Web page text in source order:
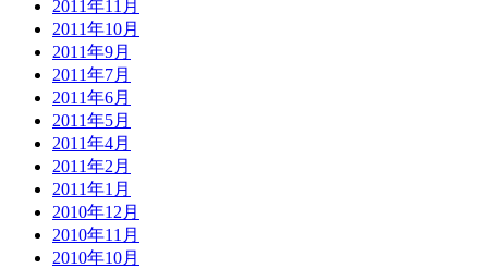
2011年11月
2011年10月
2011年9月
2011年7月
2011年6月
2011年5月
2011年4月
2011年2月
2011年1月
2010年12月
2010年11月
2010年10月